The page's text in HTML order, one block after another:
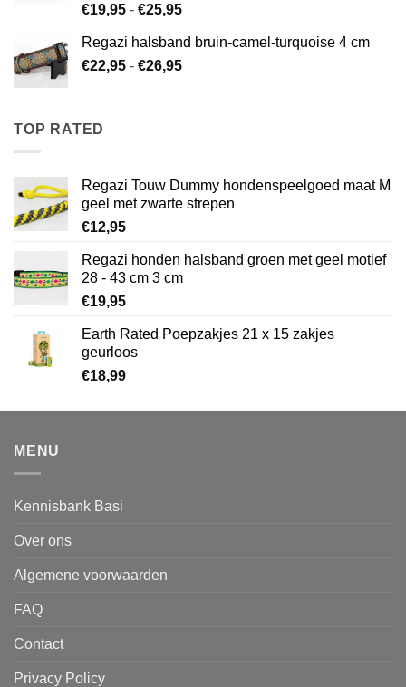
€19,95 - €25,95Prijsklasse:
tot
€25,95
Regazi halsband bruin-camel-turquoise 4 cm
€22,95 - €26,95Prijsklasse:
TOP RATED
Regazi Touw Dummy hondenspeelgoed maat M
geel met zwarte strepen
€12,95
Regazi honden halsband groen met geel motief
28 - 43 cm 3 cm
€19,95
Earth Rated Poepzakjes 21 x 15 zakjes
geurloos
€18,99
MENU
Kennisbank Basi
Over ons
Algemene voorwaarden
FAQ
Contact
Privacy Policy